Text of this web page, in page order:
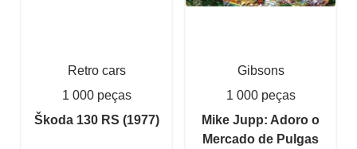
Retro cars
1 000 peças
Škoda 130 RS (1977)
Gibsons
1 000 peças
Mike Jupp: Adoro o
Mercado de Pulgas